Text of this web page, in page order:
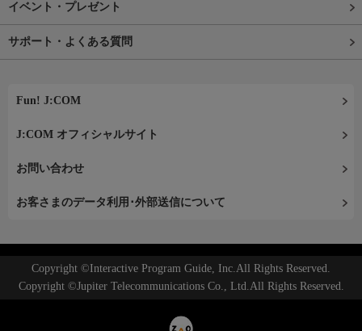
イベント・プレゼント
サポート・よくある質問
Fun! J:COM
J:COM オフィシャルサイト
お問い合わせ
お客さまのデータ利用･外部送信について
Copyright ©Interactive Program Guide, Inc.All Rights Reserved.
Copyright ©Jupiter Telecommunications Co., Ltd.All Rights Reserved.